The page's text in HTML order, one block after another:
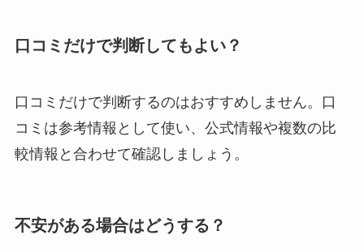
口コミだけで判断してもよい？
口コミだけで判断するのはおすすめしません。口
コミは参考情報として使い、公式情報や複数の比
較情報と合わせて確認しましょう。
不安がある場合はどうする？